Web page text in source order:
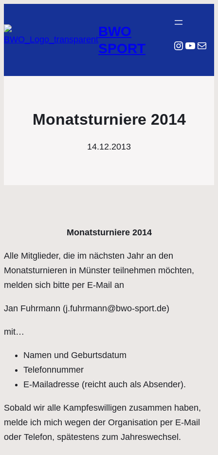
BWO
SPORT
E-Mail
Monatsturniere 2014
14.12.2013
Monatsturniere 2014
Alle Mitglieder, die im nächsten Jahr an den
Monatsturnieren in Münster teilnehmen möchten,
melden sich bitte per E-Mail an
Jan Fuhrmann (j.fuhrmann@bwo-sport.de)
mit…
Namen und Geburtsdatum
Telefonnummer
E-Mailadresse (reicht auch als Absender).
Sobald wir alle Kampfeswilligen zusammen haben,
melde ich mich wegen der Organisation per E-Mail
oder Telefon, spätestens zum Jahreswechsel.